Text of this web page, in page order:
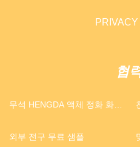
협
무석 HENGDA 액체 정화 화학
외부 전구 무료 샘플